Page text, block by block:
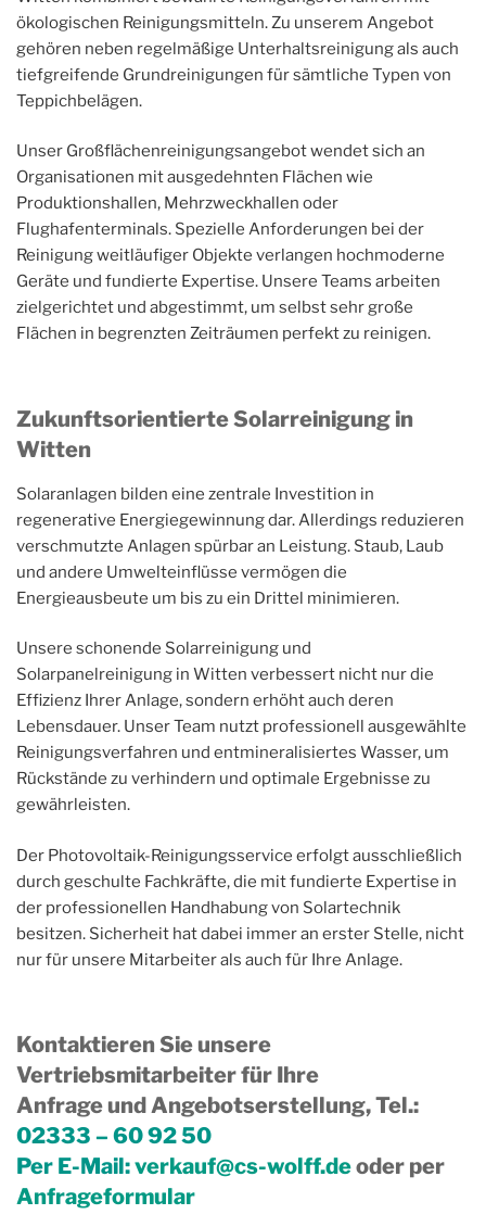
ökologischen Reinigungsmitteln. Zu unserem Angebot
gehören neben regelmäßige Unterhaltsreinigung als auch
tiefgreifende Grundreinigungen für sämtliche Typen von
Teppichbelägen.
Unser Großflächenreinigungsangebot wendet sich an
Organisationen mit ausgedehnten Flächen wie
Produktionshallen, Mehrzweckhallen oder
Flughafenterminals. Spezielle Anforderungen bei der
Reinigung weitläufiger Objekte verlangen hochmoderne
Geräte und fundierte Expertise. Unsere Teams arbeiten
zielgerichtet und abgestimmt, um selbst sehr große
Flächen in begrenzten Zeiträumen perfekt zu reinigen.
Zukunftsorientierte Solarreinigung in
Witten
Solaranlagen bilden eine zentrale Investition in
regenerative Energiegewinnung dar. Allerdings reduzieren
verschmutzte Anlagen spürbar an Leistung. Staub, Laub
und andere Umwelteinflüsse vermögen die
Energieausbeute um bis zu ein Drittel minimieren.
Unsere schonende Solarreinigung und
Solarpanelreinigung in Witten verbessert nicht nur die
Effizienz Ihrer Anlage, sondern erhöht auch deren
Lebensdauer. Unser Team nutzt professionell ausgewählte
Reinigungsverfahren und entmineralisiertes Wasser, um
Rückstände zu verhindern und optimale Ergebnisse zu
gewährleisten.
Der Photovoltaik-Reinigungsservice erfolgt ausschließlich
durch geschulte Fachkräfte, die mit fundierte Expertise in
der professionellen Handhabung von Solartechnik
besitzen. Sicherheit hat dabei immer an erster Stelle, nicht
nur für unsere Mitarbeiter als auch für Ihre Anlage.
Kontaktieren Sie unsere
Vertriebsmitarbeiter für Ihre
Anfrage und Angebotserstellung, Tel.:
02333 – 60 92 50
Per E-Mail:verkauf@cs-wolff.deoder per
Anfrageformular